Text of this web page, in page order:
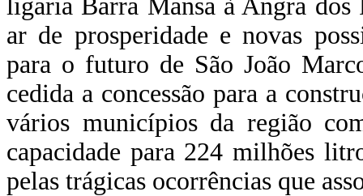
ligaria Barra Mansa à Angra
ar de prosperidade e novas
para o futuro de São João
cedida a concessão para a
vários municípios da região
capacidade para 224 milhões
pelas trágicas ocorrências que